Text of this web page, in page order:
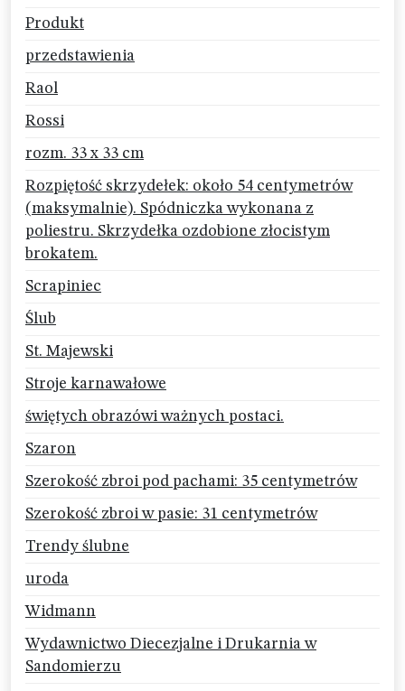
Produkt
przedstawienia
Raol
Rossi
rozm. 33 x 33 cm
Rozpiętość skrzydełek: około 54 centymetrów
(maksymalnie). Spódniczka wykonana z
poliestru. Skrzydełka ozdobione złocistym
brokatem.
Scrapiniec
Ślub
St. Majewski
Stroje karnawałowe
świętych obrazówi ważnych postaci.
Szaron
Szerokość zbroi pod pachami: 35 centymetrów
Szerokość zbroi w pasie: 31 centymetrów
Trendy ślubne
uroda
Widmann
Wydawnictwo Diecezjalne i Drukarnia w
Sandomierzu